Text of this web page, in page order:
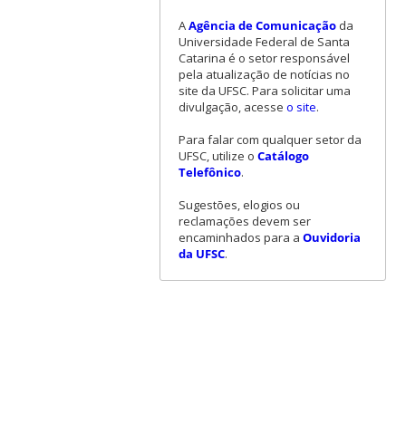
AAgência de Comunicaçãoda
Universidade Federal de Santa
Catarina é o setor responsável
pela atualização de notícias no
site da UFSC. Para solicitar uma
divulgação, acesse o site.
Para falar com qualquer setor da
UFSC, utilize o Catálogo
Telefônico.
Sugestões, elogios ou
reclamações devem ser
encaminhados para a Ouvidoria
da UFSC.